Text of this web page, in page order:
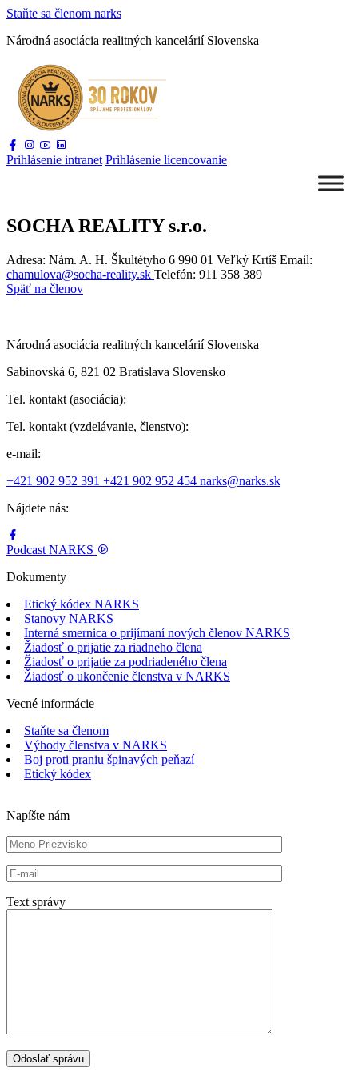
Staňte sa členom narks
Národná asociácia realitných kancelárií Slovenska
Prihlásenie intranet Prihlásenie licencovanie
SOCHA REALITY s.r.o.
Adresa: Nám. A. H. Škultétyho 6 990 01 Veľký Krtíš Email:
chamulova@socha-reality.sk Telefón: 911 358 389
Späť na členov
Národná asociácia realitných kancelárií Slovenska
Sabinovská 6, 821 02 Bratislava Slovensko
Tel. kontakt (asociácia):
Tel. kontakt (vzdelávanie, členstvo):
e-mail:
+421 902 952 391 +421 902 952 454 narks@narks.sk
Nájdete nás:
Podcast NARKS
Dokumenty
Etický kódex NARKS
Stanovy NARKS
Interná smernica o prijímaní nových členov NARKS
Žiadosť o prijatie za riadneho člena
Žiadosť o prijatie za podriadeného člena
Žiadosť o ukončenie členstva v NARKS
Vecné informácie
Staňte sa členom
Výhody členstva v NARKS
Boj proti praniu špinavých peňazí
Etický kódex
Napíšte nám
Text správy